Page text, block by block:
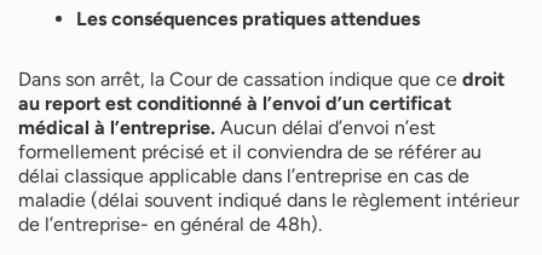
Les conséquences pratiques attendues
Dans son arrêt, la Cour de cassation indique que ce droit
au report est conditionné à l’envoi d’un certificat
médical à l’entreprise. Aucun délai d’envoi n’est
formellement précisé et il conviendra de se référer au
délai classique applicable dans l’entreprise en cas de
maladie (délai souvent indiqué dans le règlement intérieur
de l’entreprise- en général de 48h).